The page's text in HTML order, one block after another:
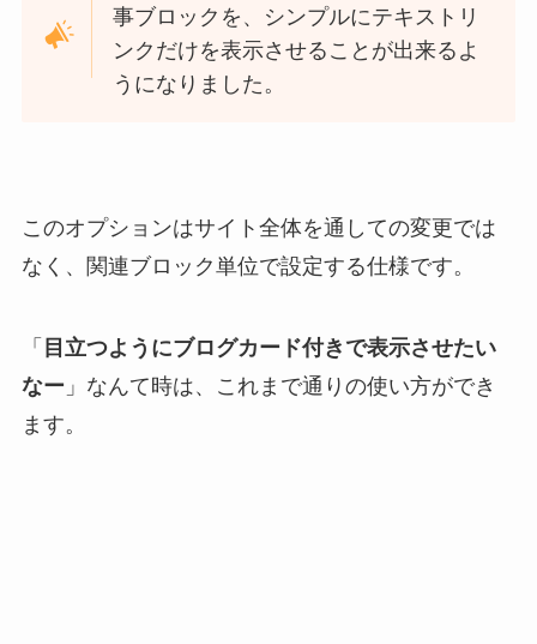
事ブロックを、シンプルにテキストリ
ンクだけを表示させることが出来るよ
うになりました。
このオプションはサイト全体を通しての変更では
なく、関連ブロック単位で設定する仕様です。
「 目立つようにブログカード付きで表示させたい
なー 」なんて時は、これまで通りの使い方ができ
ます。